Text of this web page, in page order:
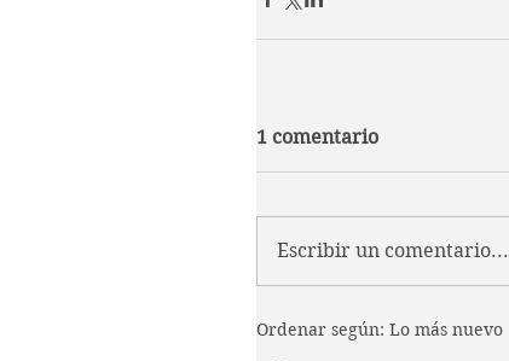
1 comentario
Escribir un comentario...
Ordenar según: Lo más nuevo